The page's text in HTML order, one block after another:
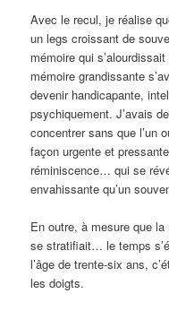
Avec le recul, je réalise
un legs croissant de
mémoire qui
mémoire grandissante
devenir handicapante,
psychiquement. J’avais
concentrer sans que l’un
façon urgente et
réminiscence… qui se
envahissante qu’un
En outre, à mesure que
se stratifiait… le temps
l’âge de trente-six ans,
les doigts.